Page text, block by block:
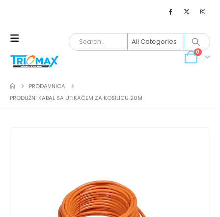
0
PRODAVNICA
PRODUŽNI KABAL SA UTIKAČEM ZA KOSILICU 20M